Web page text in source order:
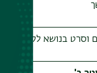
וסרט בנושא לקות חושים